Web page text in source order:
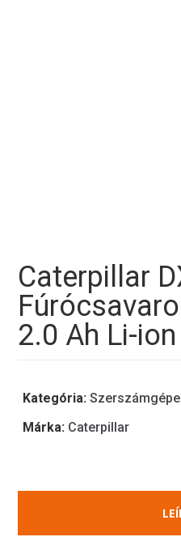
Caterpillar
2.0 Ah Li-ion
Kategória:
Márka: Caterpillar